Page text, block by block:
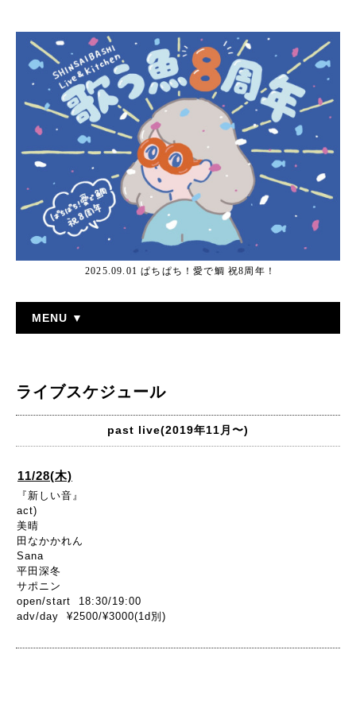
2025.09.01 ぱちぱち！愛で鯛 祝8周年！
MENU ▼
ライブスケジュール
past live(2019年11月〜)
11/28(木)
『新しい音』
act)
美晴
田なかかれん
Sana
平田深冬
サポニン
open/start 18:30/19:00
adv/day ¥2500/¥3000(1d別)